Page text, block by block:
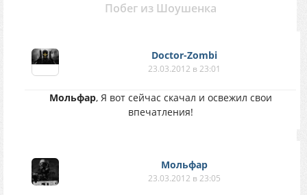
Побег из Шоушенка
Doctor-Zombi
23.03.2012 в 23:01
Мольфар, Я вот сейчас скачал и освежил свои
впечатления!
Мольфар
23.03.2012 в 23:05